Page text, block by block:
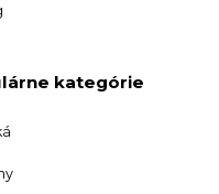
kategórie